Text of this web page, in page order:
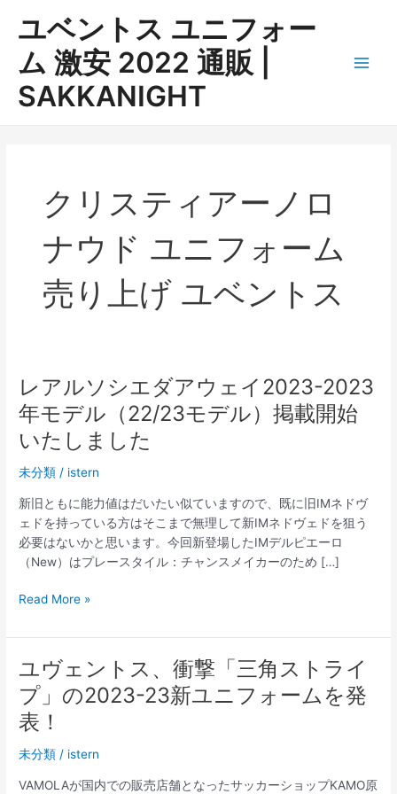
ユベントス ユニフォー
ム 激安 2022 通販 |
SAKKANIGHT
クリスティアーノロ
ナウド ユニフォーム
売り上げ ユベントス
レアルソシエダアウェイ2023-2023
年モデル（22/23モデル）掲載開始
いたしました
未分類 / istern
新旧ともに能力値はだいたい似ていますので、既に旧IMネドヴ
ェドを持っている方はそこまで無理して新IMネドヴェドを狙う
必要はないかと思います。今回新登場したIMデルピエーロ
（New）はプレースタイル：チャンスメイカーのため […]
レ
ル
シ
エ
ダ
ア
ウ
Read More »
ユヴェントス、衝撃「三角ストライ
プ」の2023-23新ユニフォームを発
表！
未分類 / istern
VAMOLAが国内での販売店舗となったサッカーショップKAMO原